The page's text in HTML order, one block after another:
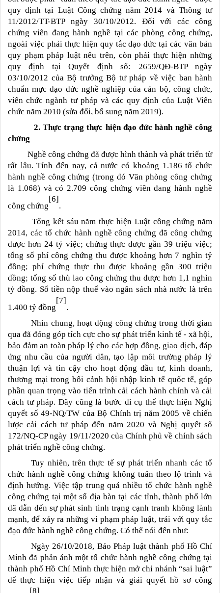
quy định tại Luật Công chứng năm 2014 và Thông tư
11/2012/TT-BTP ngày 30/10/2012. Đối với các công
chứng viên đang hành nghề tại các phòng công chứng,
ngoài việc phải thực hiện quy tắc đạo đức tại các văn bản
quy phạm pháp luật nêu trên, còn phải thực hiện những
quy định tại Quyết định số: 2659/QĐ-BTP ngày
03/10/2012 của Bộ trưởng Bộ tư pháp về việc ban hành
chuẩn mực đạo đức nghề nghiệp của cán bộ, công chức,
viên chức ngành tư pháp và các quy định của Luật Viên
chức năm 2010 (sửa đổi, bổ sung năm 2019).
2. Thực trạng thực hiện đạo đức hành nghề công
chứng
Nghề công chứng đã được hình thành và phát triển từ
rất lâu. Tính đến nay, cả nước có khoảng 1.186 tổ chức
hành nghề công chứng (trong đó Văn phòng công chứng
là 1.068) và có 2.709 công chứng viên đang hành nghề
công chứng
[6]
.
Tổng kết sáu năm thực hiện Luật công chứng năm
2014, các tổ chức hành nghề công chứng đã công chứng
được hơn 24 tỷ việc; chứng thực được gần 39 triệu việc;
tổng số phí công chứng thu được khoảng hơn 7 nghìn tỷ
đồng; phí chứng thực thu được khoảng gần 300 triệu
đồng; tổng số thù lao công chứng thu được hơn 1,1 nghìn
tỷ đồng. Số tiền nộp thuế vào ngân sách nhà nước là trên
1.400 tỷ đồng
[7]
.
Nhìn chung, hoạt động công chứng trong thời gian
qua đã đóng góp tích cực cho sự phát triển kinh tế - xã hội,
bảo đảm an toàn pháp lý cho các hợp đồng, giao dịch, đáp
ứng nhu cầu của người dân, tạo lập môi trường pháp lý
thuận lợi và tin cậy cho hoạt động đầu tư, kinh doanh,
thương mại trong bối cảnh hội nhập kinh tế quốc tế, góp
phần quan trọng vào tiến trình cải cách hành chính và cải
cách tư pháp. Đây cũng là bước đi cụ thể thực hiện Nghị
quyết số 49-NQ/TW của Bộ Chính trị năm 2005 về chiến
lược cải cách tư pháp đến năm 2020 và Nghị quyết số
172/NQ-CP ngày 19/11/2020 của Chính phủ về chính sách
phát triển nghề công chứng.
Tuy nhiên, trên thực tế sự phát triển nhanh các tổ
chức hành nghề công chứng không tuân theo lộ trình và
định hướng. Việc tập trung quá nhiều tổ chức hành nghề
công chứng tại một số địa bàn tại các tỉnh, thành phố lớn
đã dẫn đến sự phát sinh tình trạng cạnh tranh không lành
mạnh, để xảy ra những vi phạm pháp luật, trái với quy tắc
đạo đức hành nghề công chứng. Có thể nói đến như:
Ngày 26/10/2018, Báo Pháp luật thành phố Hồ Chí
Minh đã phản ánh một tổ chức hành nghề công chứng tại
thành phố Hồ Chí Minh thực hiện mở chi nhánh “sai luật”
để thực hiện việc tiếp nhận và giải quyết hồ sơ công